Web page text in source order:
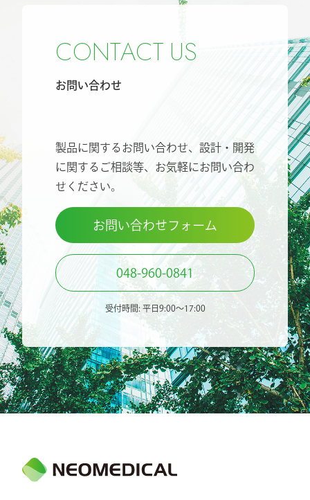
CONTACT US
お問い合わせ
製品に関するお問い合わせ、設計・開発
に関するご相談等、 お気軽にお問い合わ
せください。
お問い合わせフォーム
048-960-0841
受付時間: 平日9:00〜17:00